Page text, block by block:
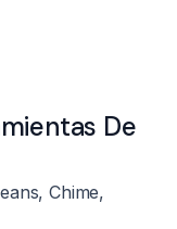
De
Chime,